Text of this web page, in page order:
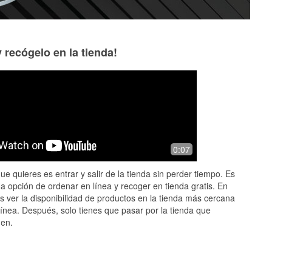
recógelo en la tienda!
0:07
quieres es entrar y salir de la tienda sin perder tiempo. Es
opción de ordenar en línea y recoger en tienda gratis. En
ver la disponibilidad de productos en la tienda más cercana
Después, solo tienes que pasar por la tienda que